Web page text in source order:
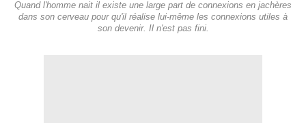
Quand l'homme nait il existe une large part de connexions en jachères
dans son cerveau pour qu'il réalise lui-même les connexions utiles à
son devenir. Il n'est pas fini.